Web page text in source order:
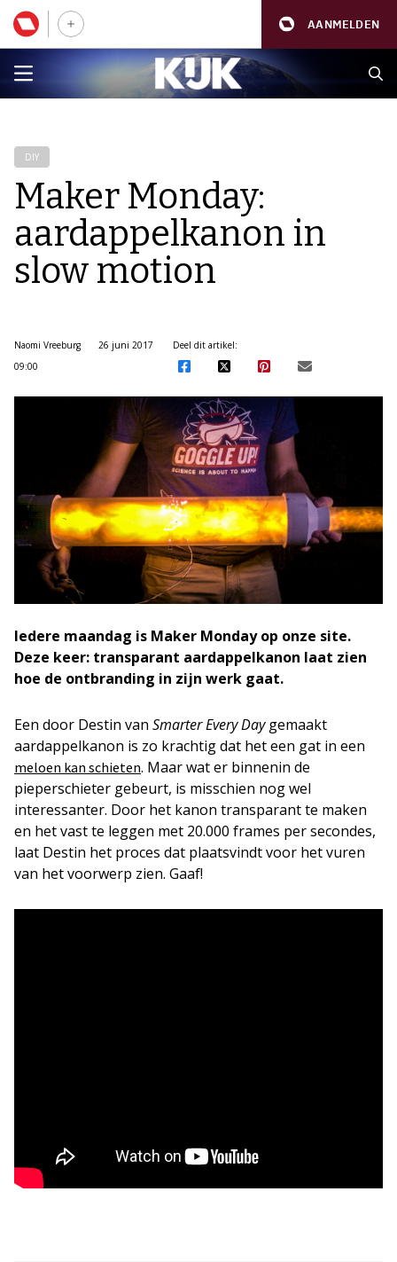
AANMELDEN
DIY
Maker Monday:
aardappelkanon in
slow motion
Naomi Vreeburg
26 juni 2017
09:00
Deel dit artikel:
Iedere maandag is Maker Monday op onze site.
Deze keer: transparant aardappelkanon laat zien
hoe de ontbranding in zijn werk gaat.
Een door Destin van Smarter Every Daygemaakt
aardappelkanon is zo krachtig dat het een gat in een
meloen kan schieten. Maar wat er binnenin de
pieperschieter gebeurt, is misschien nog wel
interessanter. Door het kanon transparant te maken
en het vast te leggen met 20.000 frames per secondes,
laat Destin het proces dat plaatsvindt voor het vuren
van het voorwerp zien. Gaaf!